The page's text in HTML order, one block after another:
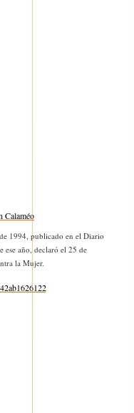
Calaméo
1994, publicado en el Diario
ese año, declaró el 25 de
la Mujer.